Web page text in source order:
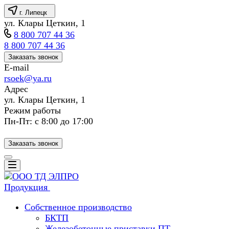
г. Липецк
ул. Клары Цеткин, 1
8 800 707 44 36
8 800 707 44 36
Заказать звонок
E-mail
rsoek@ya.ru
Адрес
ул. Клары Цеткин, 1
Режим работы
Пн-Пт: с 8:00 до 17:00
Заказать звонок
Продукция
Собственное производство
БКТП